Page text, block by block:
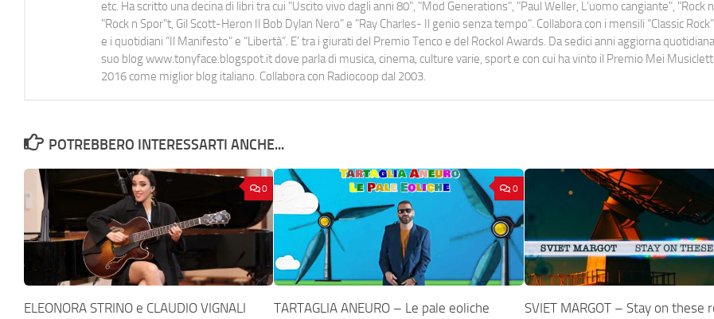
etc. Ha scritto una decina di libri tra cui "Uscito vivo dagli anni 80", "Mod Generations", "Paul Weller, L’uomo cangiante", "Rock n
"Rock n Spor"t, Gil Scott-Heron Il Bob Dylan Nero" e "Ray Charles- Il genio senza tempo". Collabora con i mensili “Classic
e i quotidiani “Il Manifesto” e “Libertà”. E' tra i giurati del Premio Tenco e del Rockol Awards. Da sedici anni aggiorna
suo blog www.tonyface.blogspot.it dove parla di musica, cinema, culture varie, sport e con cui ha vinto il Premio Mei
2016 come miglior blog italiano. Collabora con Radiocoop dal 2003.
POTREBBERO INTERESSARTI ANCHE...
0
ELEONORA STRINO e CLAUDIO VIGNALI
0
TARTAGLIA ANEURO – Le pale eoliche SVIET MARGOT – Stay on these